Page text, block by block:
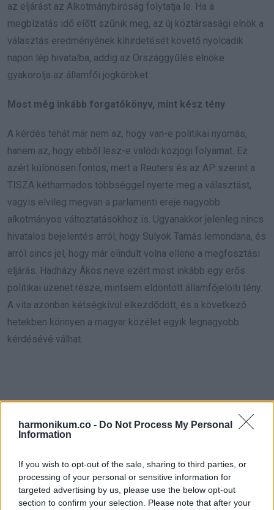
harmonikum.co - Do Not Process My Personal
Information
If you wish to opt-out of the sale, sharing to third parties, or
processing of your personal or sensitive information for
targeted advertising by us, please use the below opt-out
section to confirm your selection. Please note that after your
az eljárást az Alkotmánybíróság folytatja le. Ha a
megbízatás idő előtt szűnik meg, az új köztársasági elnök a
választás eredményének kihirdetését követő nyolcadik
napon lép hivatalba, addig az Országgyűlés elnöke
gyakorolja az államfői jogköröket.
Most még inkább forgatókönyv, mint kész tény
A kérdés tehát már nem az, hogy van-e politikai nyomás,
hanem az, hogy ebből lesz-e valódi közjogi folyamat. Ez
azért különösen fontos, mert a Reuters és az AP szerint a
TISZA kétharmados többséggel nyerte meg a választást,
vagyis elvileg megvan a parlamenti ereje nagyobb
alkotmányos változtatásokhoz is. Ugyanakkor jelenleg nincs
hivatalos bejelentés arról, hogy Sulyok Tamás lemondana, és
arról sincs jel, hogy már elindult volna ellene a megfosztási
eljárás. Hadházy Ákos neve ezért most inkább egy erős
politikai üzenet része, mintsem eldöntött államfőjelölti tény.
A vita azonban kétségkívül elkezdődött, és a következő
hetekben könnyen a magyar közélet egyik legnagyobb
kérdésévé válhat.